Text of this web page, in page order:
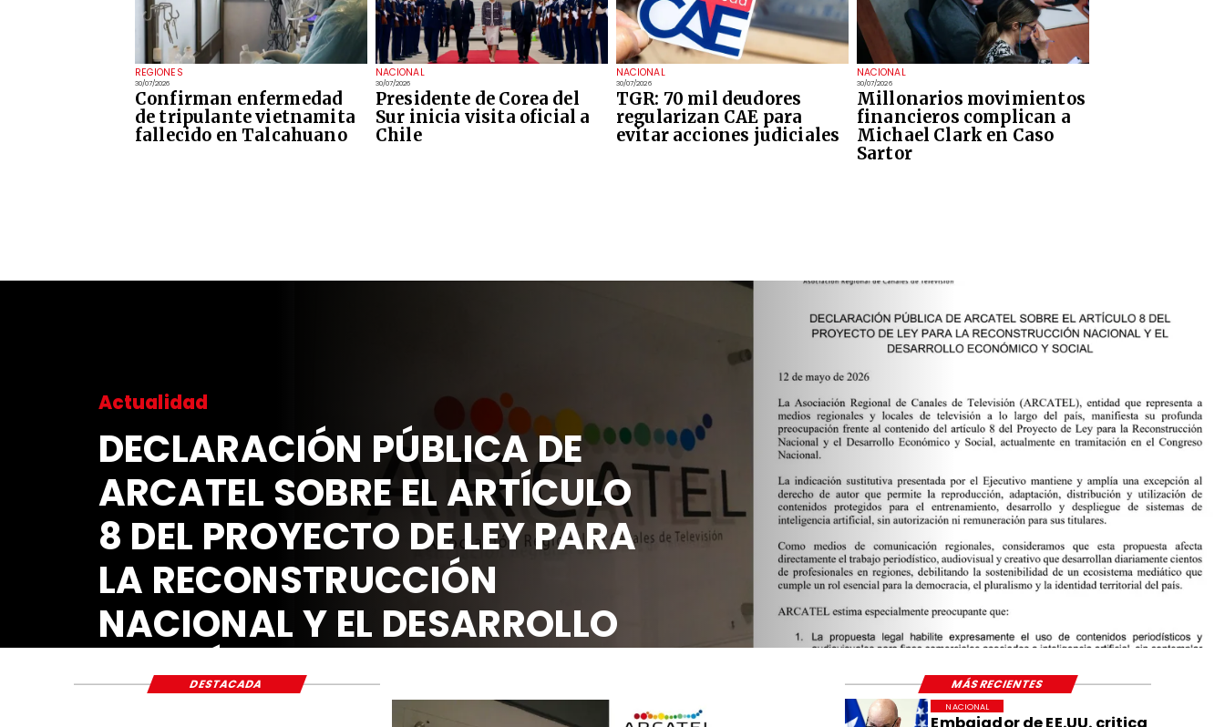
REGIONES
30/07/2026
Confirman enfermedad
de tripulante vietnamita
fallecido en Talcahuano
NACIONAL
30/07/2026
Presidente de Corea del
Sur inicia visita oficial a
Chile
NACIONAL
30/07/2026
TGR: 70 mil deudores
regularizan CAE para
evitar acciones judiciales
NACIONAL
30/07/2026
Millonarios movimientos
financieros complican a
Michael Clark en Caso
Sartor
Actualidad
DECLARACIÓN PÚBLICA DE
ARCATEL SOBRE EL ARTÍCULO
8 DEL PROYECTO DE LEY PARA
LA RECONSTRUCCIÓN
NACIONAL Y EL DESARROLLO
ECONÓMICO Y SOCIAL
Embajador de EE.UU. critica
NACIONAL
DESTACADA MÁS RECIENTES